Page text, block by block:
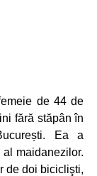
de 44 de
fără stăpân în
Ea a
maidanezilor.
de doi biciclişti,